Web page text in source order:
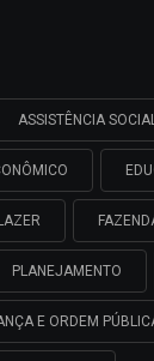
ASSISTÊNCIA
PLANEJAMENTO
E ORDEM